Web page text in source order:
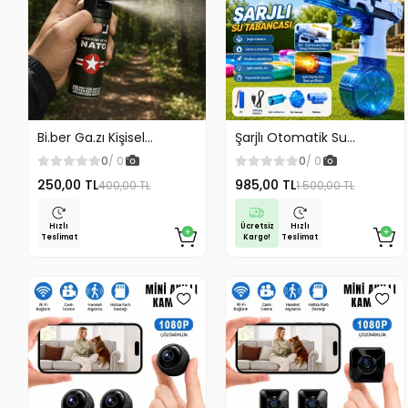
Bi.ber Ga.zı Kişisel
Koruyucu Ekipman
Savunma İçin
0/ 0
250,00 TL400,00 TL
Hızlı
Teslimat
Şarjlı Otomatik Su
Tabancası Oyuncak
Geniş Hazneli
0/ 0
985,00 TL1.500,00 TL
Ücretsiz
Kargo!
Hızlı
Teslimat